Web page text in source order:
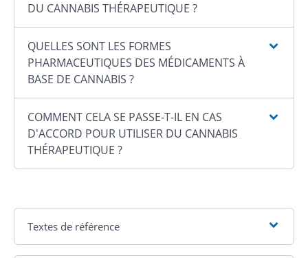
DU CANNABIS THÉRAPEUTIQUE ?
QUELLES SONT LES FORMES
PHARMACEUTIQUES DES MÉDICAMENTS À
BASE DE CANNABIS ?
COMMENT CELA SE PASSE-T-IL EN CAS
D'ACCORD POUR UTILISER DU CANNABIS
THÉRAPEUTIQUE ?
Textes de référence